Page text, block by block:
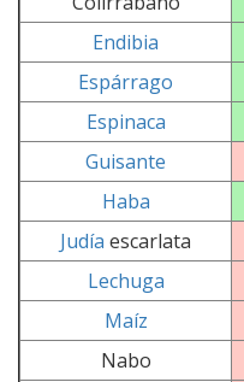
Endibia
Espárrago
Espinaca
Guisante
Haba
Judía escarlata
Lechuga
Maíz
Nabo